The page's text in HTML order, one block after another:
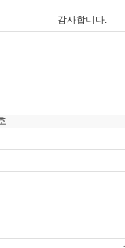
감사합니다.